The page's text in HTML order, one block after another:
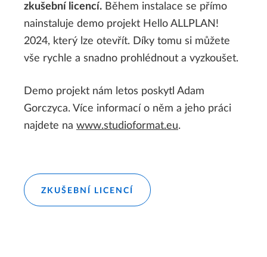
zkušební licencí. Během instalace se přímo
nainstaluje demo projekt Hello ALLPLAN!
2024, který lze otevřít. Díky tomu si můžete
vše rychle a snadno prohlédnout a vyzkoušet.
Demo projekt nám letos poskytl Adam
Gorczyca. Více informací o něm a jeho práci
najdete na www.studioformat.eu.
ZKUŠEBNÍ LICENCÍ